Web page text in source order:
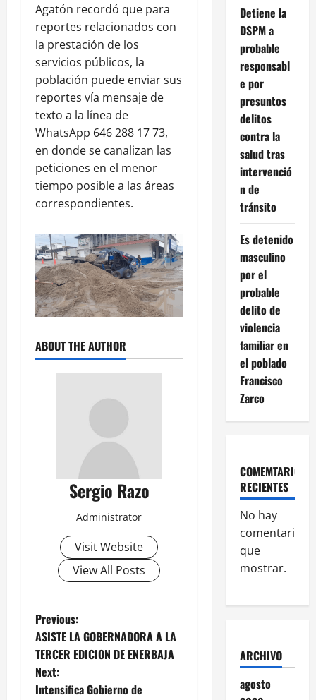
Agatón recordó que para
reportes relacionados con
la prestación de los
servicios públicos, la
población puede enviar sus
reportes vía mensaje de
texto a la línea de
WhatsApp 646 288 17 73,
en donde se canalizan las
peticiones en el menor
tiempo posible a las áreas
correspondientes.
ABOUT THE AUTHOR
Sergio Razo
Administrator
Visit Website
View All Posts
P
o
s
Previous:
ASISTE LA GOBERNADORA A LA
TERCER EDICION DE ENERBAJA
Next:
Intensifica Gobierno de
Detiene la
DSPM a
probable
responsabl
e por
presuntos
delitos
contra la
salud tras
intervenció
n de
tránsito
Es detenido
masculino
por el
probable
delito de
violencia
familiar en
el poblado
Francisco
Zarco
COMEMTARIOS
RECIENTES
No hay
comentarios
que
mostrar.
ARCHIVO
agosto